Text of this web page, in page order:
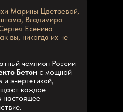
Марины Цветаевой,
Владимира
Есенина
вы, никогда их не
чемпион России
Бетон с мощной
энергетикой,
каждое
настоящее